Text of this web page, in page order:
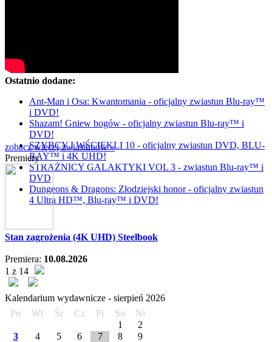
Ostatnio dodane:
Ant-Man i Osa: Kwantomania - oficjalny zwiastun Blu-ray™
i DVD!
Shazam! Gniew bogów - oficjalny zwiastun Blu-ray™ i
DVD!
SZYBCY I WŚCIEKLI 10 - oficjalny zwiastun DVD, BLU-
RAY™ i 4K UHD!
STRAŻNICY GALAKTYKI VOL 3 - zwiastun Blu-ray™ i
DVD
Dungeons & Dragons: Złodziejski honor - oficjalny zwiastun
4 Ultra HD™, Blu-ray™ i DVD!
zobacz więcej zwiastunów »
Premiery
Stan zagrożenia (4K UHD) Steelbook
Premiera: 10.08.2026
1 z 14
Kalendarium wydawnicze - sierpień 2026
Pn
Wt Śr Cz Pi So
Ni
1
2
3
4 5 6 7 8
9